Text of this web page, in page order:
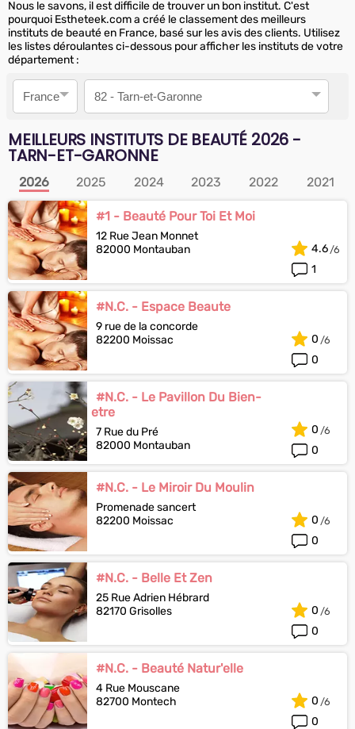
Nous le savons, il est difficile de trouver un bon institut. C'est
pourquoi Estheteek.com a créé le classement des meilleurs
instituts de beauté en France, basé sur les avis des clients. Utilisez
les listes déroulantes ci-dessous pour afficher les instituts de votre
département :
Pays
Département
MEILLEURS INSTITUTS DE BEAUTÉ 2026 -
TARN-ET-GARONNE
2026 2025 2024 2023 2022 2021
#1 - Beauté Pour Toi Et Moi
12 Rue Jean Monnet
82000 Montauban
1
4.6
#N.C. - Espace Beaute
9 rue de la concorde
82200 Moissac
0
0
#N.C. - Le Pavillon Du Bien-
etre
7 Rue du Pré
82000 Montauban
0
0
#N.C. - Le Miroir Du Moulin
Promenade sancert
82200 Moissac
0
0
#N.C. - Belle Et Zen
25 Rue Adrien Hébrard
82170 Grisolles
0
0
#N.C. - Beauté Natur'elle
4 Rue Mouscane
82700 Montech
0
0